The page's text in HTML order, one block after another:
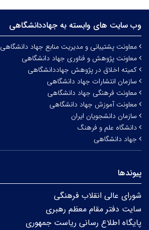
وب سایت های وابسته به جهاددانشگاهی
معاونت پشتیبانی و مدیریت منابع جهاد دانشگاهی
معاونت پژوهش و فناوری جهاد دانشگاهی
کمیته اخلاق در پژوهش جهاددانشگاهی
سازمان انتشارات جهاد دانشگاهی
معاونت فرهنگی جهاد دانشگاهی
معاونت آموزش جهاد دانشگاهی
سازمان دانشجویان ایران
دانشگاه علم و فرهنگ
جهاد دانشگاهی
پیوندها
شورای عالی انقلاب فرهنگی
سایت دفتر مقام معظم رهبری
پایگاه اطلاع رسانی ریاست جمهوری